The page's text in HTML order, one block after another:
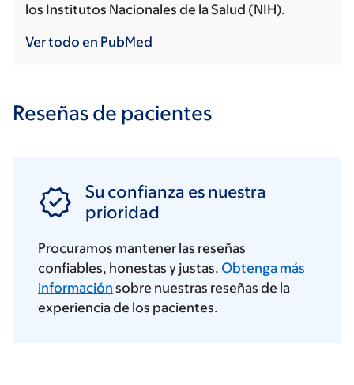
los Institutos Nacionales de la Salud (NIH).
Ver todo en PubMed
Reseñas de pacientes
Su confianza es nuestra
prioridad
Procuramos mantener las reseñas
confiables, honestas y justas. Obtenga más
información sobre nuestras reseñas de la
experiencia de los pacientes.